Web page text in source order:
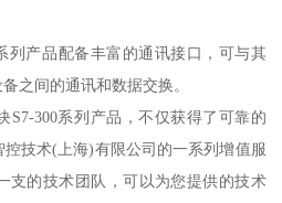
列产品配备丰富的通讯接口，可与其
之间的通讯和数据交换。
S7-300系列产品，不仅获得了可靠的
技术(上海)有限公司的一系列增值服
支的技术团队，可以为您提供的技术